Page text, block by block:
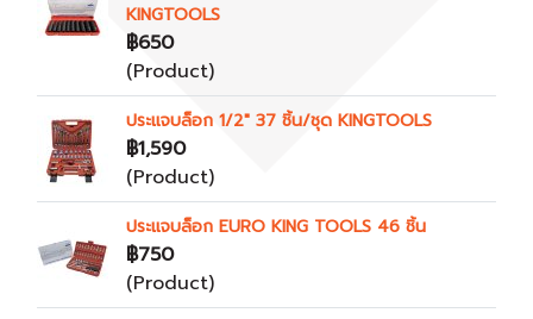
KINGTOOLS
฿650
(Product)
ประแจบล็อก 1/2" 37 ชิ้น/ชุด KINGTOOLS
฿1,590
(Product)
ประแจบล็อก EURO KING TOOLS 46 ชิ้น
฿750
(Product)